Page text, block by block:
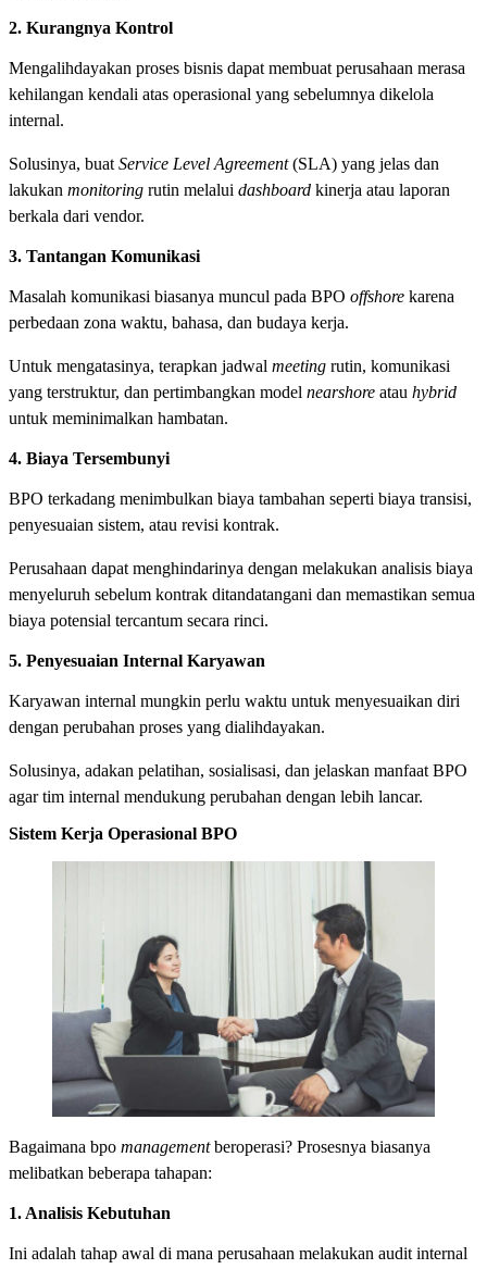
2. Kurangnya Kontrol
Mengalihdayakan proses bisnis dapat membuat perusahaan merasa
kehilangan kendali atas operasional yang sebelumnya dikelola
internal.
Solusinya, buat Service Level Agreement(SLA) yang jelas dan
lakukan monitoring rutin melalui dashboard kinerja atau laporan
berkala dari vendor.
3. Tantangan Komunikasi
Masalah komunikasi biasanya muncul pada BPO offshore karena
perbedaan zona waktu, bahasa, dan budaya kerja.
Untuk mengatasinya, terapkan jadwal meeting rutin, komunikasi
yang terstruktur, dan pertimbangkan model nearshore atau hybrid
untuk meminimalkan hambatan.
4. Biaya Tersembunyi
BPO terkadang menimbulkan biaya tambahan seperti biaya transisi,
penyesuaian sistem, atau revisi kontrak.
Perusahaan dapat menghindarinya dengan melakukan analisis biaya
menyeluruh sebelum kontrak ditandatangani dan memastikan semua
biaya potensial tercantum secara rinci.
5. Penyesuaian Internal Karyawan
Karyawan internal mungkin perlu waktu untuk menyesuaikan diri
dengan perubahan proses yang dialihdayakan.
Solusinya, adakan pelatihan, sosialisasi, dan jelaskan manfaat BPO
agar tim internal mendukung perubahan dengan lebih lancar.
Sistem Kerja Operasional BPO
Bagaimana bpo managementberoperasi? Prosesnya biasanya
melibatkan beberapa tahapan:
1. Analisis Kebutuhan
Ini adalah tahap awal di mana perusahaan melakukan audit internal